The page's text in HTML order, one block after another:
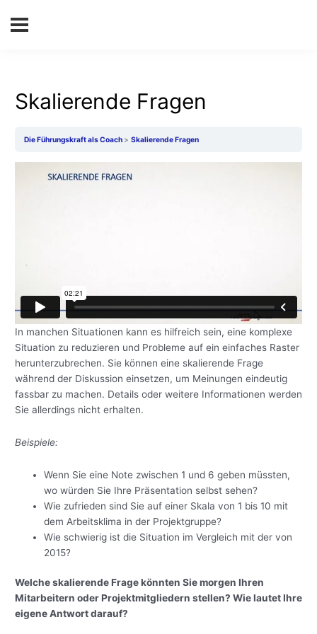
Skalierende Fragen
Die Führungskraft als Coach Skalierende Fragen
In manchen Situationen kann es hilfreich sein, eine komplexe
Situation zu reduzieren und Probleme auf ein einfaches Raster
herunterzubrechen. Sie können eine skalierende Frage
während der Diskussion einsetzen, um Meinungen eindeutig
fassbar zu machen. Details oder weitere Informationen werden
Sie allerdings nicht erhalten.
Beispiele:
Wenn Sie eine Note zwischen 1 und 6 geben müssten,
wo würden Sie Ihre Präsentation selbst sehen?
Wie zufrieden sind Sie auf einer Skala von 1 bis 10 mit
dem Arbeitsklima in der Projektgruppe?
Wie schwierig ist die Situation im Vergleich mit der von
2015?
Welche skalierende Frage könnten Sie morgen Ihren
Mitarbeitern oder Projektmitgliedern stellen? Wie lautet Ihre
eigene Antwort darauf?